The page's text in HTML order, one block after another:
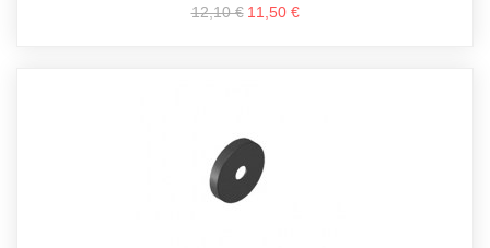
12,10 € 11,50 €